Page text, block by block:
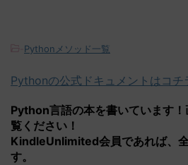
Pythonメソッド一覧
Pythonの公式ドキュメントはコチ
Python言語の本を書いています
覧ください！
KindleUnlimited会員であれば、
す。